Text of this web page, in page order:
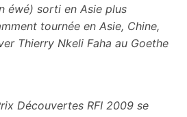
éwé) sorti en Asie plus
tournée en Asie, Chine,
Thierry Nkeli Faha au Goethe
Découvertes RFI 2009 se